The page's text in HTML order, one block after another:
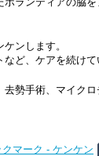
ンします。
ど、ケアを続けて
勢手術、マイクロ